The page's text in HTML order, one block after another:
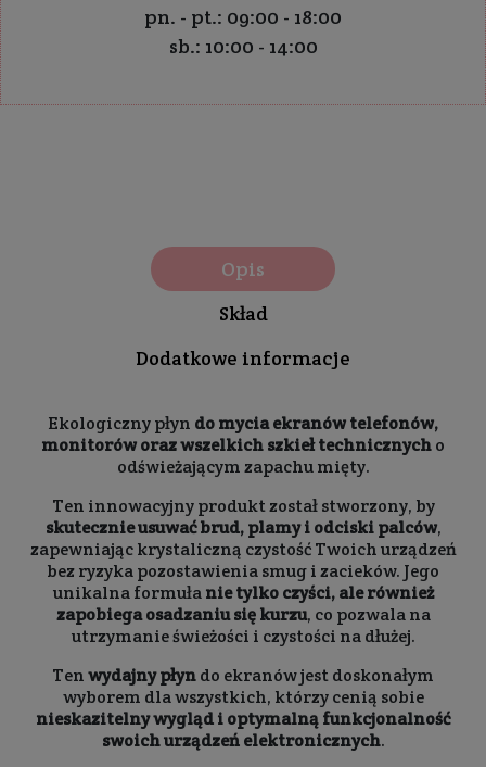
pn. - pt.: 09:00 - 18:00
sb.: 10:00 - 14:00
Opis
Skład
Dodatkowe informacje
Ekologiczny płyn do mycia ekranów telefonów,
monitorów oraz wszelkich szkieł technicznycho
odświeżającym zapachu mięty.
Ten innowacyjny produkt został stworzony, by
skutecznie usuwać brud, plamy i odciski palców,
zapewniając krystaliczną czystość Twoich urządzeń
bez ryzyka pozostawienia smug i zacieków. Jego
unikalna formułanie tylko czyści, ale również
zapobiega osadzaniu się kurzu, co pozwala na
utrzymanie świeżości i czystości na dłużej.
Tenwydajny płyndo ekranów jest doskonałym
wyborem dla wszystkich, którzy cenią sobie
nieskazitelny wygląd i optymalną funkcjonalność
swoich urządzeń elektronicznych.